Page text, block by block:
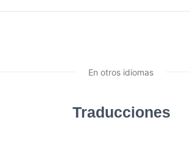
En otros idiomas
Traducciones